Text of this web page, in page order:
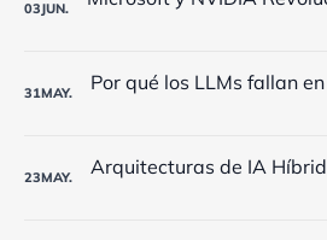
03JUN.
31MAY.
23MAY.